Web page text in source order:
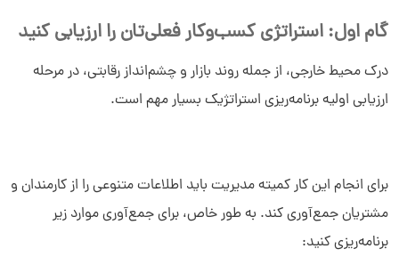
گام اول: استراتژی کسب‌وکار فعلی‌تان را ارزیابی کنید
درک محیط خارجی، از جمله روند بازار و چشم‌انداز رقابتی، در مرحله
ارزیابی اولیه برنامه‌ریزی استراتژیک بسیار مهم است.
برای انجام این کار کمیته مدیریت باید اطلاعات متنوعی را از کارمندان و
مشتریان جمع‌آوری کند. به طور خاص، برای جمع‌آوری موارد زیر
برنامه‌ریزی کنید: